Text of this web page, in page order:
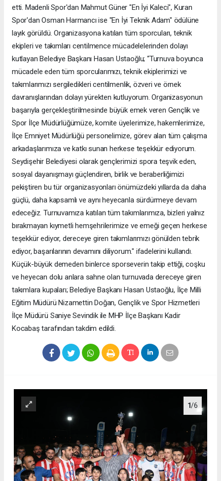
etti. Madenli Spor'dan Mahmut Güner "En İyi Kaleci", Kuran
Spor'dan Osman Harmancı ise "En İyi Teknik Adam" ödülüne
layık görüldü. Organizasyona katılan tüm sporcuları, teknik
ekipleri ve takımları centilmence mücadelelerinden dolayı
kutlayan Belediye Başkanı Hasan Ustaoğlu; “Turnuva boyunca
mücadele eden tüm sporcularımızı, teknik ekiplerimizi ve
takımlarımızı sergiledikleri centilmenlik, özveri ve örnek
davranışlarından dolayı yürekten kutluyorum. Organizasyonun
başarıyla gerçekleştirilmesinde büyük emek veren Gençlik ve
Spor İlçe Müdürlüğümüze, komite üyelerimize, hakemlerimize,
İlçe Emniyet Müdürlüğü personelimize, görev alan tüm çalışma
arkadaşlarımıza ve katkı sunan herkese teşekkür ediyorum.
Seydişehir Belediyesi olarak gençlerimizi spora teşvik eden,
sosyal dayanışmayı güçlendiren, birlik ve beraberliğimizi
pekiştiren bu tür organizasyonları önümüzdeki yıllarda da daha
güçlü, daha kapsamlı ve aynı heyecanla sürdürmeye devam
edeceğiz. Turnuvamıza katılan tüm takımlarımıza, bizleri yalnız
bırakmayan kıymetli hemşehrilerimize ve emeği geçen herkese
teşekkür ediyor, dereceye giren takımlarımızı gönülden tebrik
ediyor, başarılarının devamını diliyorum." ifadelerini kullandı.
Küçük-büyük demeden binlerce sporseverin takip ettiği, coşku
ve heyecan dolu anlara sahne olan turnuvada dereceye giren
takımlara kupaları; Belediye Başkanı Hasan Ustaoğlu, İlçe Milli
Eğitim Müdürü Nizamettin Doğan, Gençlik ve Spor Hizmetleri
İlçe Müdürü Saniye Sevindik ile MHP İlçe Başkanı Kadir
Kocabaş tarafından takdim edildi.
1/6